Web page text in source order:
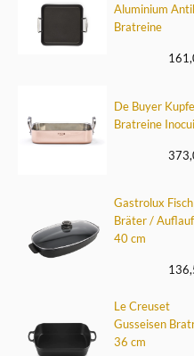
Aluminium
Bratreine
De Buyer
Bratreine
Gastrolux Fisch
Bräter /
40 cm
Le Creuset
Gusseisen
36 cm